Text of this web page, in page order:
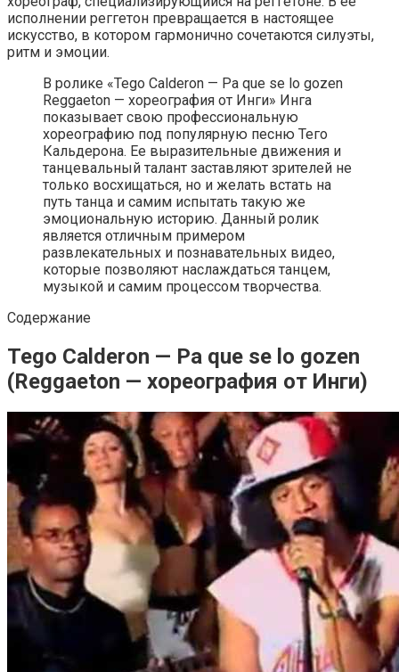
исполнении реггетон превращается в настоящее
искусство, в котором гармонично сочетаются силуэты,
ритм и эмоции.
В ролике «Tego Calderon — Pa que se lo gozen
Reggaeton — хореография от Инги» Инга
показывает свою профессиональную
хореографию под популярную песню Тего
Кальдерона. Ее выразительные движения и
танцевальный талант заставляют зрителей не
только восхищаться, но и желать встать на
путь танца и самим испытать такую же
эмоциональную историю. Данный ролик
является отличным примером
развлекательных и познавательных видео,
которые позволяют наслаждаться танцем,
музыкой и самим процессом творчества.
Содержание
Tego Calderon — Pa que se lo gozen
(Reggaeton — хореография от Инги)